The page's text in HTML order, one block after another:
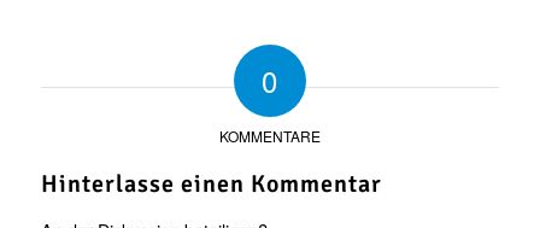
0
KOMMENTARE
Hinterlasse einen Kommentar